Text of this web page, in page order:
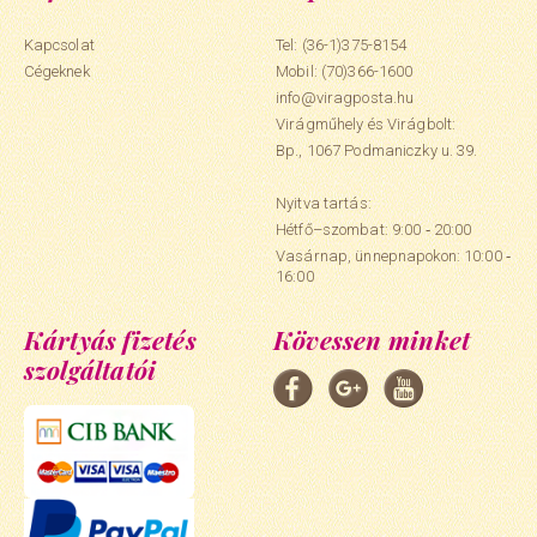
Kapcsolat
Cégeknek
Tel: (36-1)375-8154
Mobil:(70)366-1600
info@viragposta.hu
Virágműhely és Virágbolt:
Bp., 1067 Podmaniczky u. 39.
Nyitva tartás:
Hétfő–szombat: 9:00 ‑ 20:00
Vasárnap, ünnepnapokon: 10:00 ‑
16:00
Kártyás fizetés
szolgáltatói
Kövessen minket